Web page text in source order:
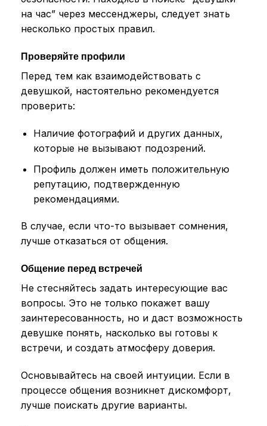
на час” через мессенджеры, следует знать
несколько простых правил.
Проверяйте профили
Перед тем как взаимодействовать с
девушкой, настоятельно рекомендуется
проверить:
Наличие фотографий и других данных,
которые не вызывают подозрений.
Профиль должен иметь положительную
репутацию, подтвержденную
рекомендациями.
В случае, если что-то вызывает сомнения,
лучше отказаться от общения.
Общение перед встречей
Не стесняйтесь задать интересующие вас
вопросы. Это не только покажет вашу
заинтересованность, но и даст возможность
девушке понять, насколько вы готовы к
встречи, и создать атмосферу доверия.
Основывайтесь на своей интуиции. Если в
процессе общения возникнет дискомфорт,
лучше поискать другие варианты.